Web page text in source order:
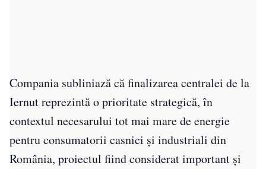
Compania subliniază că finalizarea centralei de la
Iernut reprezintă o prioritate strategică, în
contextul necesarului tot mai mare de energie
pentru consumatorii casnici și industriali din
România, proiectul fiind considerat important și